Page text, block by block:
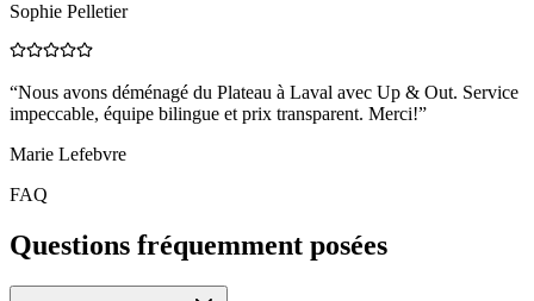
Sophie Pelletier
“Nous avons déménagé du Plateau à Laval avec Up & Out. Service
impeccable, équipe bilingue et prix transparent. Merci!”
Marie Lefebvre
FAQ
Questions fréquemment posées